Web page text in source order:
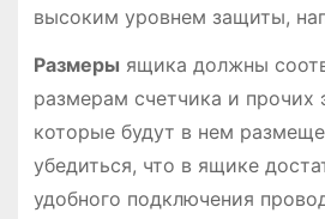
высоким уровнем защиты,
Размеры ящика должны
размерам счетчика и прочих
которые будут в нем
убедиться, что в ящике
удобного подключения